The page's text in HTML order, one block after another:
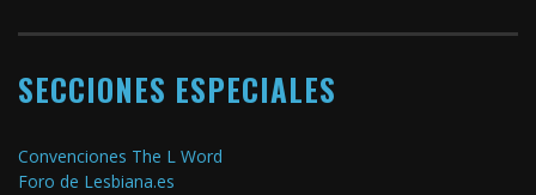
SECCIONES ESPECIALES
Convenciones The L Word
Foro de Lesbiana.es